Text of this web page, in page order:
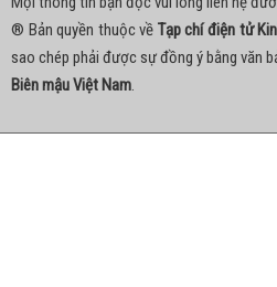
® Bản quyền thuộc về Tạp chí điện tử
sao chép phải được sự đồng ý bằng văn
Biên mậu Việt Nam.